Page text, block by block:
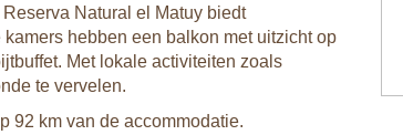
Natural el Matuy biedt
hebben een balkon met uitzicht op
Met lokale activiteiten zoals
te vervelen.
92 km van de accommodatie.